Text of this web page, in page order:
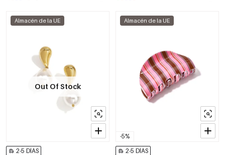
Almacén de la UE
Out Of Stock
2-5 DÍAS
-5%
Almacén de la UE
2-5 DÍAS